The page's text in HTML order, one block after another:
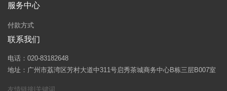
服务中心
付款方式
联系我们
电话：020-83182648
地址：广州市荔湾区芳村大道中311号启秀茶城商务中心B栋三层B007室
友情链接|关键词